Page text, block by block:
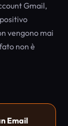
Gmail,
vengono mai
non è
Email